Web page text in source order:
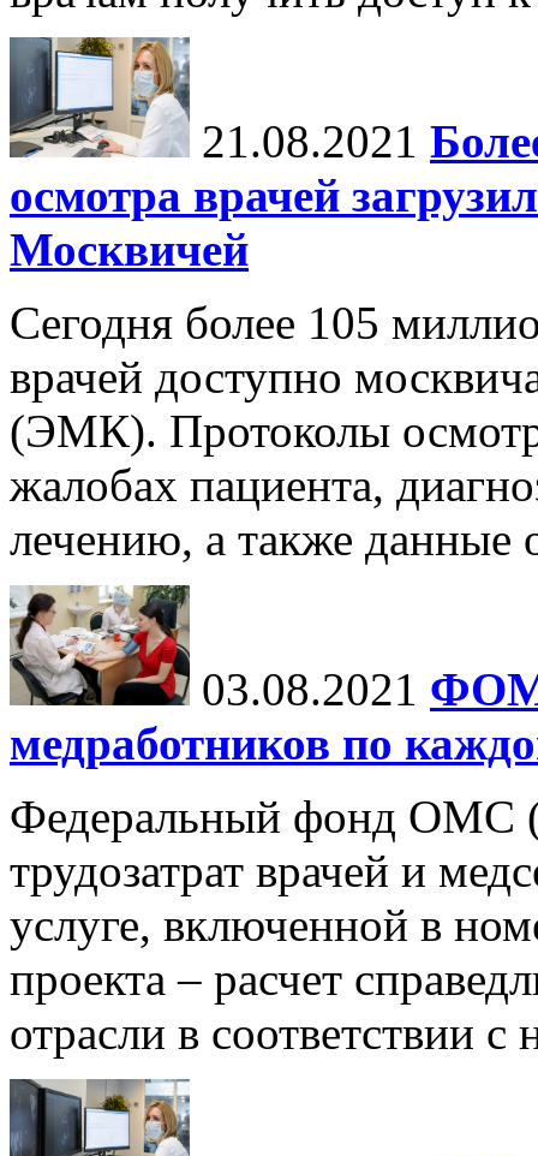
21.08.2021
осмотра врачей
Москвичей
Сегодня более 105
врачей доступно
(ЭМК). Протоколы
жалобах пациента,
лечению, а также данные
03.08.2021
медработников по
Федеральный фонд ОМС
трудозатрат врачей и
услуге, включенной в
проекта – расчет
отрасли в соответствии